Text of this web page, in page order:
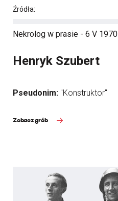
Źródła:
Nekrolog w prasie - 6 V 1970
Henryk Szubert
Pseudonim: "Konstruktor"
Zobacz grób